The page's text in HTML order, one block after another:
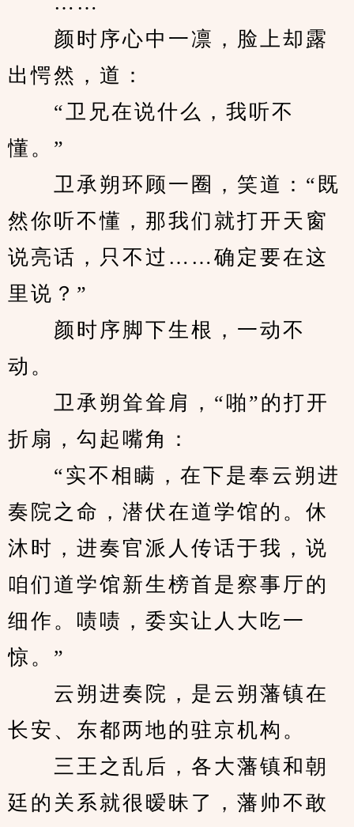
颜时序心中一凛，脸上却露
出愕然，道：
“卫兄在说什么，我听不
懂。”
卫承朔环顾一圈，笑道：“既
然你听不懂，那我们就打开天窗
说亮话，只不过……确定要在这
里说？”
颜时序脚下生根，一动不
动。
卫承朔耸耸肩，“啪”的打开
折扇，勾起嘴角：
“实不相瞒，在下是奉云朔进
奏院之命，潜伏在道学馆的。休
沐时，进奏官派人传话于我，说
咱们道学馆新生榜首是察事厅的
细作。啧啧，委实让人大吃一
惊。”
云朔进奏院，是云朔藩镇在
长安、东都两地的驻京机构。
三王之乱后，各大藩镇和朝
廷的关系就很暧昧了，藩帅不敢